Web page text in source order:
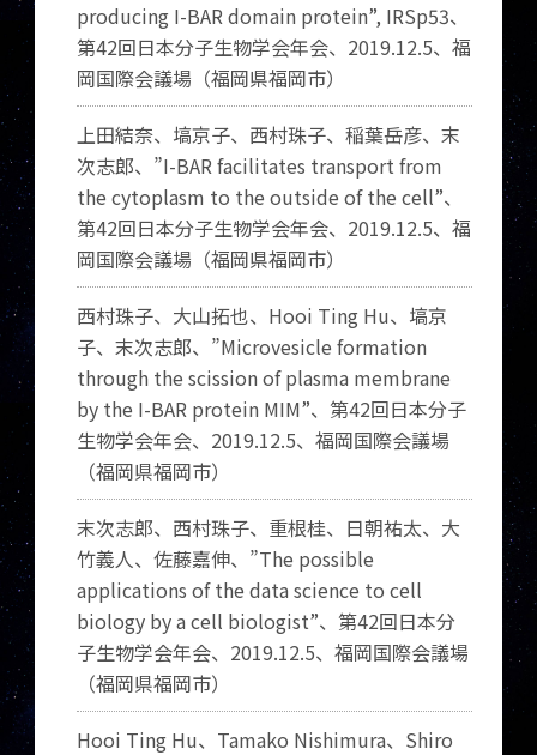
producing I-BAR domain protein”, IRSp53、
第42回日本分子生物学会年会、 2019.12.5、福
岡国際会議場（福岡県福岡市）
上田結奈、塙京子、西村珠子、稲葉岳彦、末
次志郎、”I-BAR facilitates transport from
the cytoplasm to the outside of the cell”、
第42回日本分子生物学会年会、 2019.12.5、福
岡国際会議場（福岡県福岡市）
西村珠子、大山拓也、 Hooi Ting Hu、塙京
子、末次志郎、”Microvesicle formation
through the scission of plasma membrane
by the I-BAR protein MIM”、第42回日本分子
生物学会年会、 2019.12.5、福岡国際会議場
（福岡県福岡市）
末次志郎、西村珠子、重根桂、日朝祐太、大
竹義人、佐藤嘉伸、”The possible
applications of the data science to cell
biology by a cell biologist”、第42回日本分
子生物学会年会、 2019.12.5、福岡国際会議場
（福岡県福岡市）
Hooi Ting Hu、 Tamako Nishimura、 Shiro